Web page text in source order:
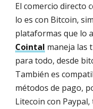
El comercio directo
lo es con Bitcoin,
plataformas que lo
Cointal maneja las
para todo, desde
También es
métodos de pago,
Litecoin con